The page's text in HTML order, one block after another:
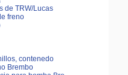
de TRW/Lucas
freno
contenedo
Brembo